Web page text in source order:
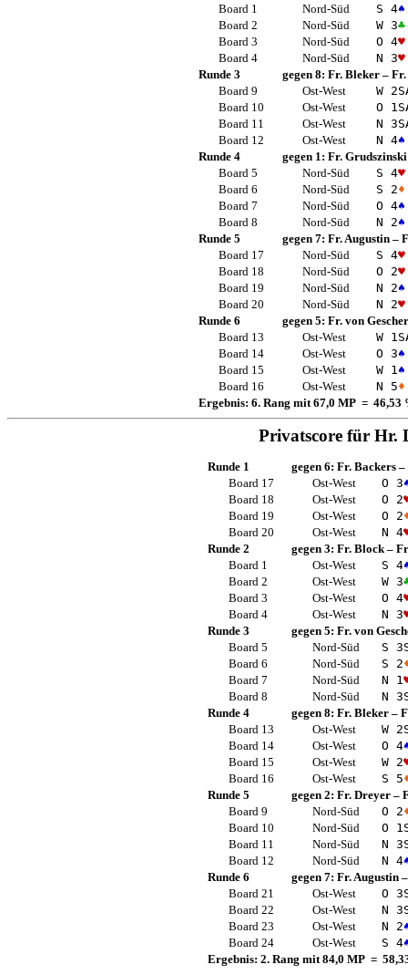
Board 1
Nord-Süd S 4♠
Board 2
Nord-Süd W 3♣
Board 3
Nord-Süd O 4♥
Board 4
Nord-Süd N 3♥
Runde 3
gegen 8: Fr. Bleker– Fr.
Board 9
Ost-West W 2
Board 10
Ost-West O 1
Board 11
Ost-West N 3
Board 12
Ost-West N 4♠
Runde 4
gegen 1: Fr. Grudszinski
Board 5
Nord-Süd S 4♥
Board 6
Nord-Süd S 2♦
Board 7
Nord-Süd O 4♠
Board 8
Nord-Süd N 2♠
Runde 5
gegen 7: Fr. Augustin–
Board 17
Nord-Süd S 4♥
Board 18
Nord-Süd O 2♥
Board 19
Nord-Süd N 2♠
Board 20
Nord-Süd N 2♥
Runde 6
gegen 5: Fr. von Gescher
Board 13
Ost-West W 1
Board 14
Ost-West O 3♠
Board 15
Ost-West W 1 ♠
Board 16
Ost-West N 5♦
Ergebnis: 6. Rang mit 67,0 MP = 46,53
Privatscore für Hr.
Runde 1 gegen 6: Fr. Backers –
Board 17
Ost-West O 3
Board 18
Ost-West O 2
Board 19
Ost-West O 2
Board 20
Ost-West N 4
Runde 2
gegen 3: Fr. Block–
Board 1
Ost-West S 4
Board 2
Ost-West W 3
Board 3
Ost-West O 4
Board 4
Ost-West N 3
Runde 3
gegen 5: Fr. von
Board 5
Nord-Süd S 3
Board 6
Nord-Süd S 2
Board 7
Nord-Süd N 1
Board 8
Nord-Süd N 3
Runde 4
gegen 8: Fr. Bleker –
Board 13
Ost-West W 2
Board 14
Ost-West O 4
Board 15
Ost-West W 2
Board 16
Ost-West S 5
Runde 5
gegen 2: Fr. Dreyer –
Board 9
Nord-Süd O 2
Board 10
Nord-Süd O 1
Board 11
Nord-Süd N 3
Board 12
Nord-Süd N 4
Runde 6
gegen 7: Fr. Augustin
Board 21
Ost-West O 3
Board 22
Ost-West N 3
Board 23
Ost-West N 2
Board 24
Ost-West S 4
Ergebnis: 2. Rang mit 84,0 MP =